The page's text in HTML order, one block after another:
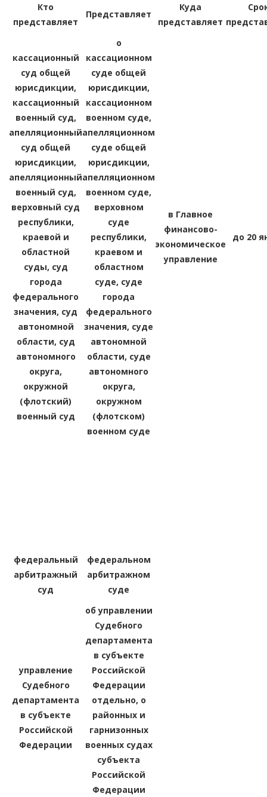
Кто
представляет
Представляет
Куда
представляет
кассационный
суд общей
юрисдикции,
кассационный
военный суд,
апелляционный
суд общей
юрисдикции,
апелляционный
военный суд,
верховный суд
республики,
краевой и
областной
суды, суд
города
федерального
значения, суд
автономной
области, суд
автономного
округа,
окружной
(флотский)
военный суд
о
кассационном
суде общей
юрисдикции,
кассационном
военном суде,
апелляционном
суде общей
юрисдикции,
апелляционном
военном суде,
верховном
суде
республики,
краевом и
областном
суде, суде
города
федерального
значения, суде
автономной
области, суде
автономного
округа,
окружном
(флотском)
военном суде
в Главное
финансово-
экономическое
управление
до 20
федеральный
арбитражный
суд
федеральном
арбитражном
суде
управление
Судебного
департамента
в субъекте
Российской
Федерации
об управлении
Судебного
департамента
в субъекте
Российской
Федерации
отдельно, о
районных и
гарнизонных
военных судах
субъекта
Российской
Федерации